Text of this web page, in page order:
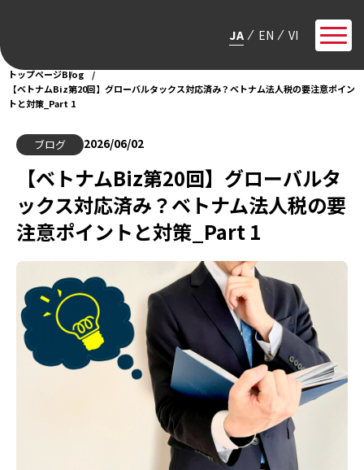
JA EN VI
トップページBlog
【ベトナムBiz第20回】グローバルタックス対応済み？ベトナム法人税の要注意ポイン
トと対策_Part 1
ブログ 2026/06/02
【ベトナムBiz第20回】グローバルタ
ックス対応済み？ベトナム法人税の要
注意ポイントと対策_Part 1